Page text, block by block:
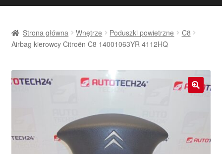
nawigacji
treści
Dostawa
Strona główna Wnętrze Poduszki powietrzne
C8
Airbag kierowcy Citroën C8 14001063YR 4112HQ